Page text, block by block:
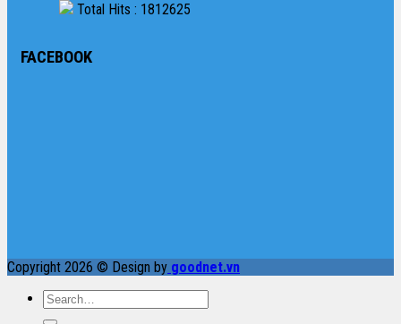
Total Hits : 1812625
FACEBOOK
Copyright 2026 © Design by goodnet.vn
Search
for: